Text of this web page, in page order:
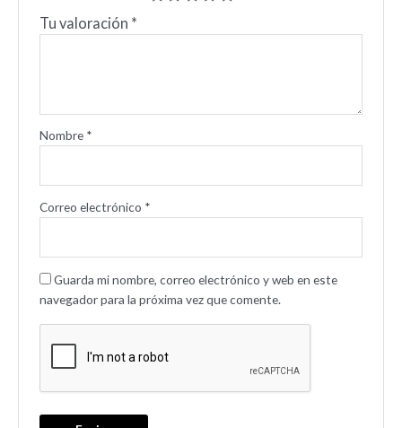
Tu valoración *
Nombre *
Correo electrónico *
Guarda mi nombre, correo electrónico y web en este
navegador para la próxima vez que comente.